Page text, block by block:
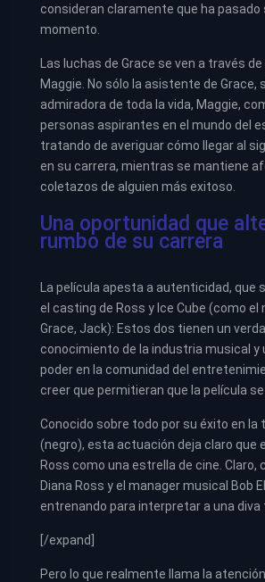
consideran claramente que ha pasado
momento.
Las luchas de Grace se ven a través
Maggie. No sólo la asistente de Grace,
admiradora de toda la vida, Maggie,
personas aspirantes en el mundo del
tratando de averiguar cómo llegar al
en su carrera, mientras se mantiene
coletazos de alguien más exitoso.
Una oportunidad que
rumbo de su carrera
La película apesta a autenticidad, que
el casting de Ross y Ice Cube (como el
Grace, Jack): Estos dos tienen un
conocimiento de la industria musical y
poder en la comunidad del
creer que permitieran que la película
Conocido sobre todo por su éxito en la
(negro), esta actuación deja claro que
Ross como una estrella de cine. Claro,
Diana Ross y el manager musical Bob
entrenando para interpretar a una diva
[/expand]
Pero lo que realmente llama la